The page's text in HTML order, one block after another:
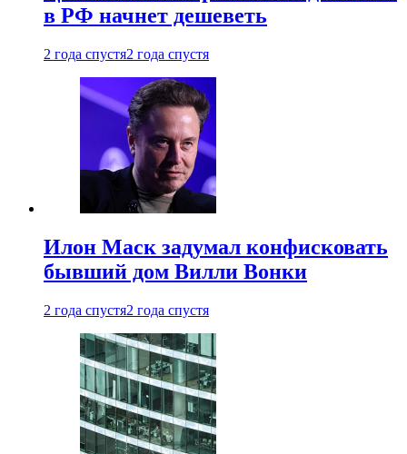
в РФ начнет дешеветь
2 года спустя2 года спустя
Илон Маск задумал конфисковать
бывший дом Вилли Вонки
2 года спустя2 года спустя